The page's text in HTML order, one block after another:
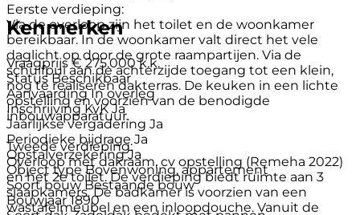
Eerste verdieping:
Via de overloop zijn het toilet en de woonkamer
bereikbaar. In de woonkamer valt direct het vele
daglicht op door de grote raampartijen. Via de
schuifpui aan de achterzijde toegang tot een klein,
nog te realiseren dakterras. De keuken in een lichte
opstelling en voorzien van de benodigde
inbouwapparatuur.
Tweede verdieping:
Overloop met dakraam, cv opstelling (Remeha 2022)
en het 2e toilet. De verdieping biedt ruimte aan 3
slaapkamers. De badkamer is voorzien van een
wastafelmeubel en een inloopdouche. Vanuit de
Kenmerken
Vraagprijs € 275.000 k.k.
Status Beschikbaar
Aanvaarding In overleg
Inschrijving KvK Ja
Jaarlijkse vergadering Ja
Periodieke bijdrage Ja
Opstalverzekering Ja
Object type Bovenwoning, appartement
Soort bouw Bestaande bouw
Bouwjaar 1890